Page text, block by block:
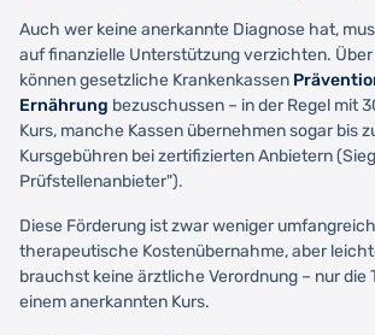
Auch wer keine anerkannte Diagnose hat,
auf finanzielle Unterstützung verzichten. Über
können gesetzliche Krankenkassen
Ernährung bezuschussen – in der Regel mit
Kurs, manche Kassen übernehmen sogar bis
Kursgebühren bei zertifizierten Anbietern
Prüfstellenanbieter").
Diese Förderung ist zwar weniger
therapeutische Kostenübernahme, aber
brauchst keine ärztliche Verordnung – nur die
einem anerkannten Kurs.